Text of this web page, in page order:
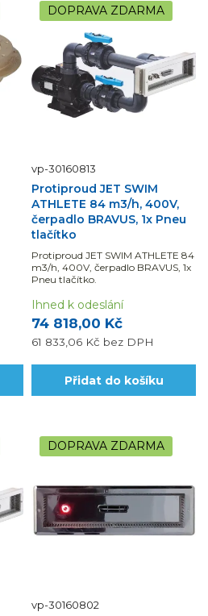
DOPRAVA ZDARMA
vp-30160813
Protiproud JET SWIM
ATHLETE 84 m3/h, 400V,
čerpadlo BRAVUS, 1x Pneu
tlačítko
Protiproud JET SWIM ATHLETE 84
m3/h, 400V, čerpadlo BRAVUS, 1x
Pneu tlačítko.
74 818,00 Kč
61 833,06 Kč bez DPH
Ihned k odeslání
Přidat do košíku
DOPRAVA ZDARMA
vp-30160802